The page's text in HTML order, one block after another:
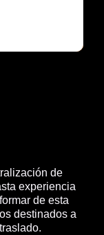
de
experiencia
de esta
destinados a